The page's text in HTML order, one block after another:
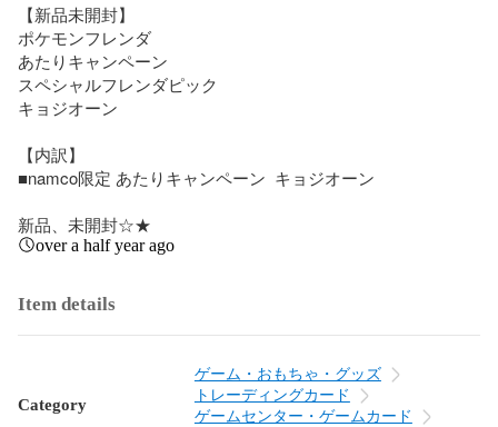
【新品未開封】
ポケモンフレンダ
あたりキャンペーン
スペシャルフレンダピック
キョジオーン
【内訳】
■namco限定 あたりキャンペーン  キョジオーン
新品、未開封☆★
over a half year ago
Item details
Category
ゲーム・おもちゃ・グッズ
トレーディングカード
ゲームセンター・ゲームカード